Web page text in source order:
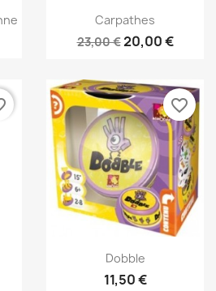
Aperçu rapide
Carpathes
23,00 €20,00 €
Aperçu rapide
Dobble
11,50 €
favorite_border